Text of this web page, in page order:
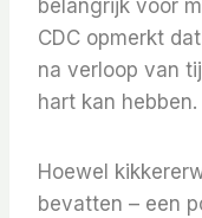
belangrijk voor
CDC opmerkt
na verloop van
hart kan hebben.
Hoewel
bevatten – een